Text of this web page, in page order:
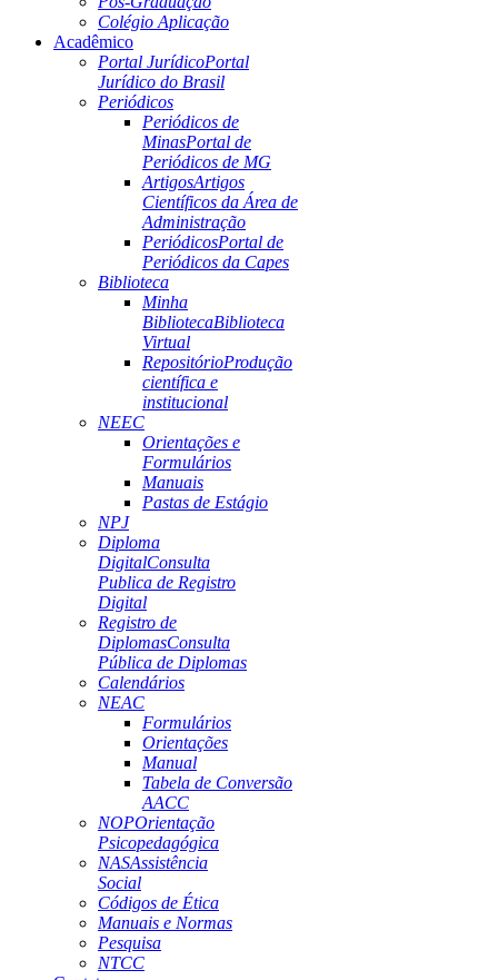
Colégio Aplicação
Acadêmico
Portal JurídicoPortal
Jurídico do Brasil
Periódicos
Periódicos de
MinasPortal de
Periódicos de MG
ArtigosArtigos
Científicos da Área de
Administração
PeriódicosPortal de
Periódicos da Capes
Biblioteca
Minha
BibliotecaBiblioteca
Virtual
RepositórioProdução
científica e
institucional
NEEC
Orientações e
Formulários
Manuais
Pastas de Estágio
NPJ
Diploma
DigitalConsulta
Publica de Registro
Digital
Registro de
DiplomasConsulta
Pública de Diplomas
Calendários
NEAC
Formulários
Orientações
Manual
Tabela de Conversão
AACC
NOPOrientação
Psicopedagógica
NASAssistência
Social
Códigos de Ética
Manuais e Normas
Pesquisa
NTCC